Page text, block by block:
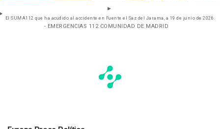
El SUMA112 que ha acudido al accidente en Fuente el Saz del Jarama, a 19 de junio de 2026.
- EMERGENCIAS 112 COMUNIDAD DE MADRID